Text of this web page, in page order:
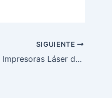
SIGUIENTE
Impresión en Impresoras Láser de Alta Calidad